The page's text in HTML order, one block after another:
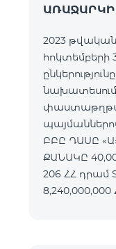
2023
հոկտեմբերի
պայմաններով. ԹՈՂԱՐԿՈՂԸ «ՏԵԼԵԿՈՄ
ԲԲԸ ԴԱՍԸ «Ա» դասի հասարակ բաժնետոմսեր
ՔԱՆԱԿԸ 40,000,000 հատ ՄԵԿ ԲԱԺՆԵՏՈՄՍԻ ԳԻՆԸ
206 ՀՀ դրամ ՏԵՂԱԲԱՇԽՄԱՆ ԸՆԴՀԱՆՈՒՐ ԾԱՎԱԼԸ
8,240,000,000 ՀՀ դրամ